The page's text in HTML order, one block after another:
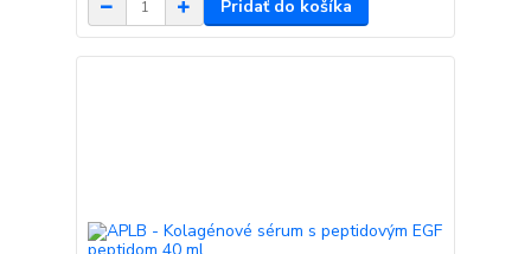
Pridať do košíka